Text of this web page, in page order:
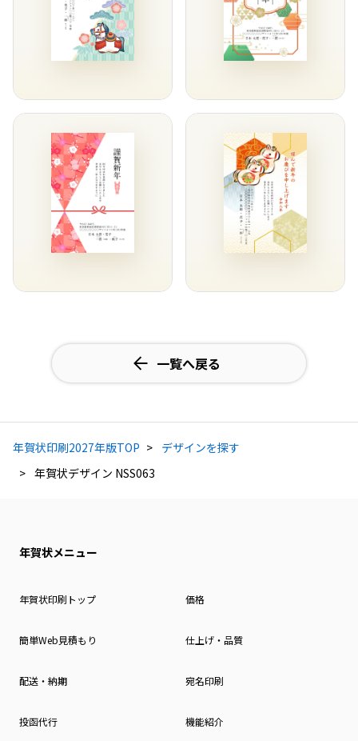
一覧へ戻る
年賀状印刷2027年版TOP
デザインを探す
年賀状デザイン NSS063
年賀状メニュー
年賀状印刷トップ 価格
簡単Web見積もり 仕上げ・品質
配送・納期 宛名印刷
投函代行 機能紹介